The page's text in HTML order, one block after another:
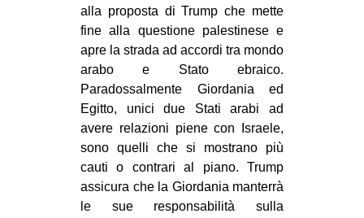
alla proposta di Trump che mette
fine alla questione palestinese e
apre la strada ad accordi tra mondo
arabo e Stato ebraico.
Paradossalmente Giordania ed
Egitto, unici due Stati arabi ad
avere relazioni piene con Israele,
sono quelli che si mostrano più
cauti o contrari al piano. Trump
assicura che la Giordania manterrà
le sue responsabilità sulla